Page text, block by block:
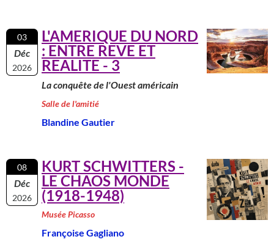
03
Déc
2026
L'AMERIQUE DU NORD
: ENTRE REVE ET
REALITE - 3
La conquête de l'Ouest américain
Salle de l'amitié
Blandine Gautier
08
Déc
2026
KURT SCHWITTERS -
LE CHAOS MONDE
(1918-1948)
Musée Picasso
Françoise Gagliano